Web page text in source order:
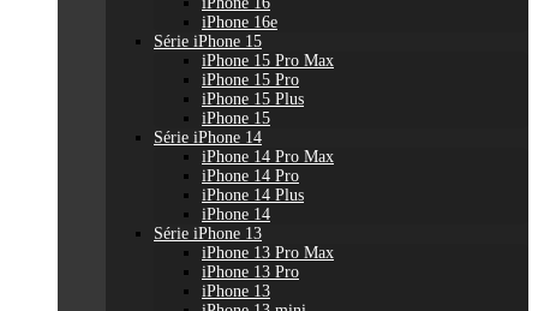
iPhone 16e
Série iPhone 15
iPhone 15 Pro Max
iPhone 15 Pro
iPhone 15 Plus
iPhone 15
Série iPhone 14
iPhone 14 Pro Max
iPhone 14 Pro
iPhone 14 Plus
iPhone 14
Série iPhone 13
iPhone 13 Pro Max
iPhone 13 Pro
iPhone 13